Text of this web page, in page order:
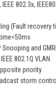
802.3x,
(Fault recovery
and
802.1Q VLAN
priority
storm control